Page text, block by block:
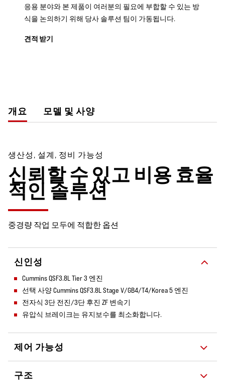
응용 분야와 본 제품이 여러분의 필요에 부합할 수 있는 방
식을 논의하기 위해 당사 솔루션 팀이 가동됩니다.
견적 받기
개요 모델 및 사양
생산성, 설계, 정비 가능성
신뢰할 수 있고 비용 효율
적인 솔루션
중경량 작업 모두에 적합한 옵션
신인성
Cummins QSF3.8L Tier 3 엔진
선택 사양 Cummins QSF3.8L Stage V/GB4/T4/Korea 5 엔진
전자식 3단 전진/3단 후진 ZF 변속기
유압식 브레이크는 유지보수를 최소화합니다.
제어 가능성
구조